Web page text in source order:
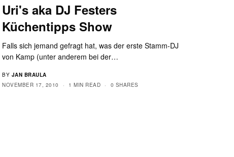
Uri's aka DJ Festers
Küchentipps Show
Falls sich jemand gefragt hat, was der erste Stamm-DJ
von Kamp (unter anderem bei der…
BY JAN BRAULA
NOVEMBER 17, 2010
1 MIN READ 0 SHARES